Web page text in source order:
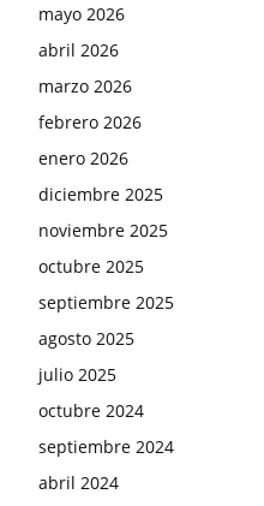
mayo 2026
abril 2026
marzo 2026
febrero 2026
enero 2026
diciembre 2025
noviembre 2025
octubre 2025
septiembre 2025
agosto 2025
julio 2025
octubre 2024
septiembre 2024
abril 2024